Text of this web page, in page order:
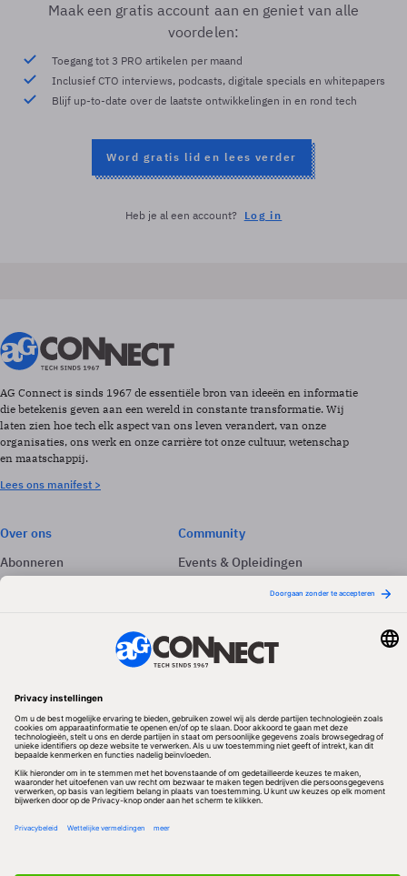
Maak een gratis account aan en geniet van alle
voordelen:
Toegang tot 3 PRO artikelen per maand
Inclusief CTO interviews, podcasts, digitale specials en whitepapers
Blijf up-to-date over de laatste ontwikkelingen in en rond tech
Word gratis lid en lees verder
Heb je al een account? Log in
AG Connect is sinds 1967 de essentiële bron van ideeën en informatie
die betekenis geven aan een wereld in constante transformatie. Wij
laten zien hoe tech elk aspect van ons leven verandert, van onze
organisaties, ons werk en onze carrière tot onze cultuur, wetenschap
en maatschappij.
Lees ons manifest >
Over ons
Abonneren
Adverteren
Community
Events & Opleidingen
Volg ons
Redactionele partner
Algemene Voorwaarden & Copyrights